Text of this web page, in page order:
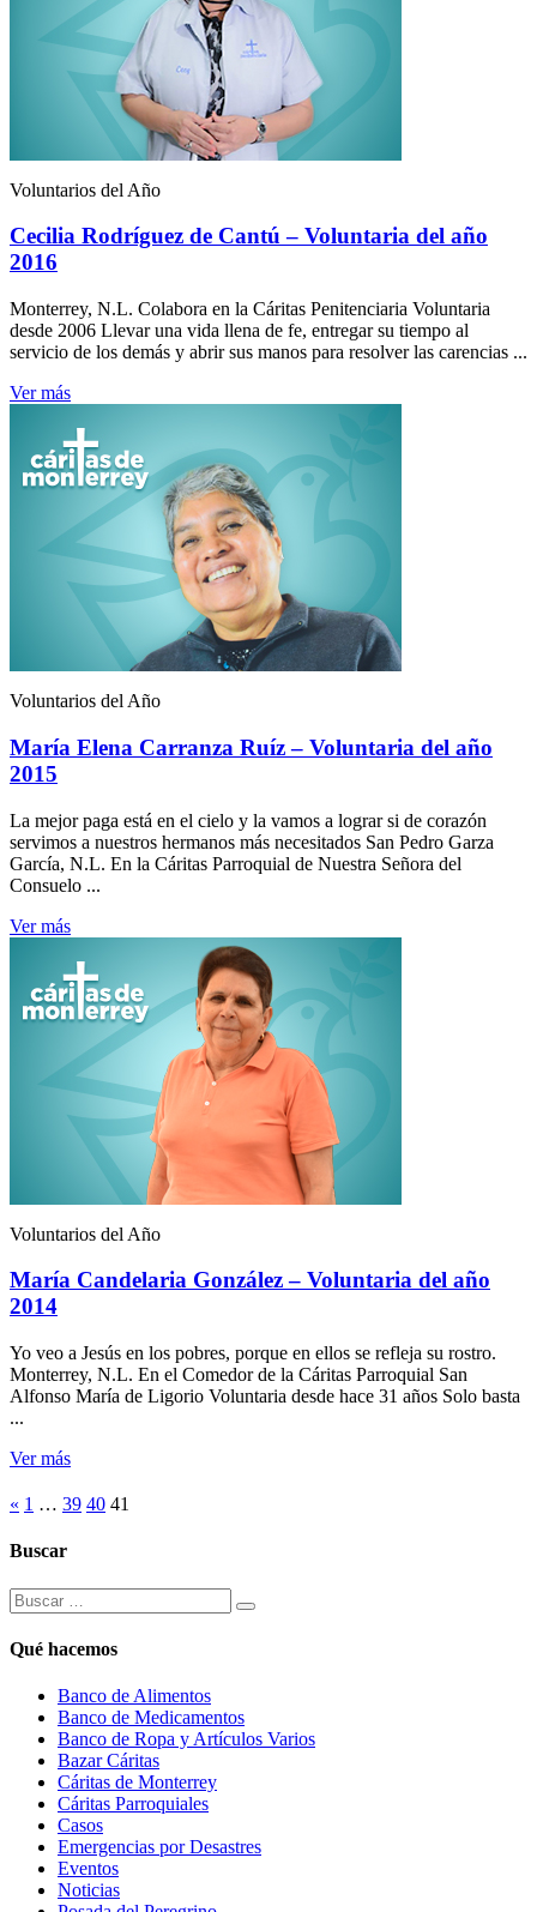
Voluntarios del Año
Cecilia Rodríguez de Cantú – Voluntaria del año
2016
Monterrey, N.L. Colabora en la Cáritas Penitenciaria Voluntaria
desde 2006 Llevar una vida llena de fe, entregar su tiempo al
servicio de los demás y abrir sus manos para resolver las carencias ...
Ver más
Voluntarios del Año
María Elena Carranza Ruíz – Voluntaria del año
2015
La mejor paga está en el cielo y la vamos a lograr si de corazón
servimos a nuestros hermanos más necesitados San Pedro Garza
García, N.L. En la Cáritas Parroquial de Nuestra Señora del
Consuelo ...
Ver más
Voluntarios del Año
María Candelaria González – Voluntaria del año
2014
Yo veo a Jesús en los pobres, porque en ellos se refleja su rostro.
Monterrey, N.L. En el Comedor de la Cáritas Parroquial San
Alfonso María de Ligorio Voluntaria desde hace 31 años Solo basta
...
Ver más
« 1 … 39 40 41
Buscar
Qué hacemos
Banco de Alimentos
Banco de Medicamentos
Banco de Ropa y Artículos Varios
Bazar Cáritas
Cáritas de Monterrey
Cáritas Parroquiales
Casos
Emergencias por Desastres
Eventos
Noticias